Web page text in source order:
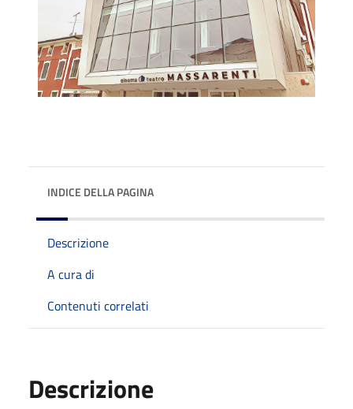
INDICE DELLA PAGINA
Descrizione
A cura di
Contenuti correlati
Descrizione